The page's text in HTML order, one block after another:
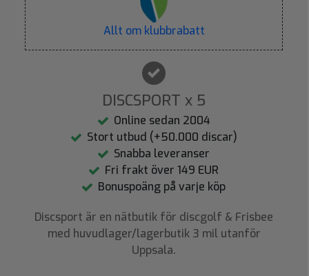
Allt om klubbrabatt
DISCSPORT x 5
Online sedan 2004
Stort utbud (+50.000 discar)
Snabba leveranser
Fri frakt över 149 EUR
Bonuspoäng på varje köp
Discsport är en nätbutik för discgolf & Frisbee
med huvudlager/lagerbutik 3 mil utanför
Uppsala.